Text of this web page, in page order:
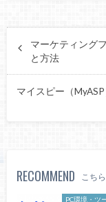
マーケティング
と方法
マイスピー（
RECOMMEND こち
PC環境・ツ